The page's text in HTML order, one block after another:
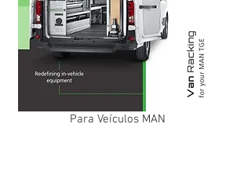
Para Veículos MAN